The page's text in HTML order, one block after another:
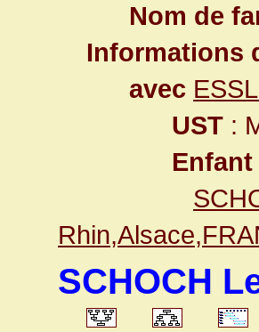
Nom de
Informations
avec
UST :
Enfant
SCHOCH